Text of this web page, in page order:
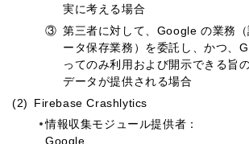
実に考える場合
③ 第三者に対して、Google の業務
ータ保存業務）を委託し、かつ、
ってのみ利用および開示できる旨
データが提供される場合
(2)
Firebase Crashlytics
情報収集モジュール提供者：
Google